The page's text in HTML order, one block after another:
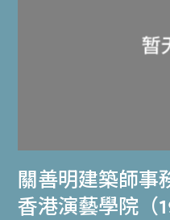
關善明建築師事
香港演藝學院（